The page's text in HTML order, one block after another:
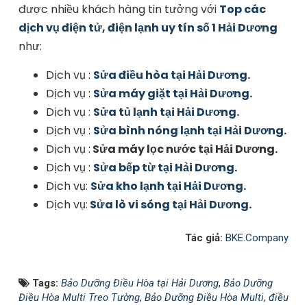
được nhiều khách hàng tin tưởng với Top các
dịch vụ điện tử, điện lạnh uy tín số 1 Hải Dương
như:
Dịch vụ : Sửa điều hòa tại Hải Dương.
Dịch vụ : Sửa máy giặt tại Hải Dương.
Dịch vụ : Sửa tủ lạnh tại Hải Dương.
Dịch vụ : Sửa bình nóng lạnh tại Hải Dương.
Dịch vụ : Sửa máy lọc nước tại Hải Dương.
Dịch vụ : Sửa bếp từ tại Hải Dương.
Dịch vụ: Sửa kho lạnh tại Hải Dương.
Dịch vụ: Sửa lò vi sóng tại Hải Dương.
Tác giả: BKE.Company
Tags: Bảo Dưỡng Điều Hòa tại Hải Dương, Bảo Dưỡng
Điều Hòa Multi Treo Tường, Bảo Dưỡng Điều Hòa Multi, điều